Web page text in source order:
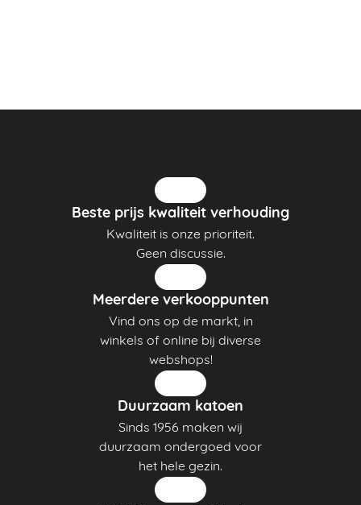
Beste prijs kwaliteit verhouding
Kwaliteit is onze prioriteit.
Geen discussie.
Meerdere verkooppunten
Vind ons op de markt, in
winkels of online bij diverse
webshops!
Duurzaam katoen
Sinds 1956 maken wij
duurzaam ondergoed voor
het hele gezin.